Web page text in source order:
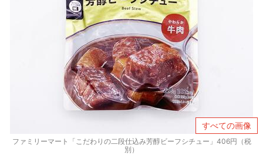
すべての画像
ファミリーマート「こだわりの二段仕込み芳醇ビーフシチュー」406円（税
別）